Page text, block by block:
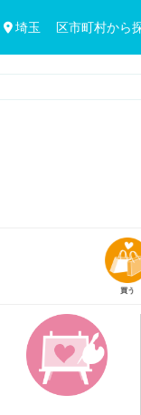
埼玉 区市町村から
体験する